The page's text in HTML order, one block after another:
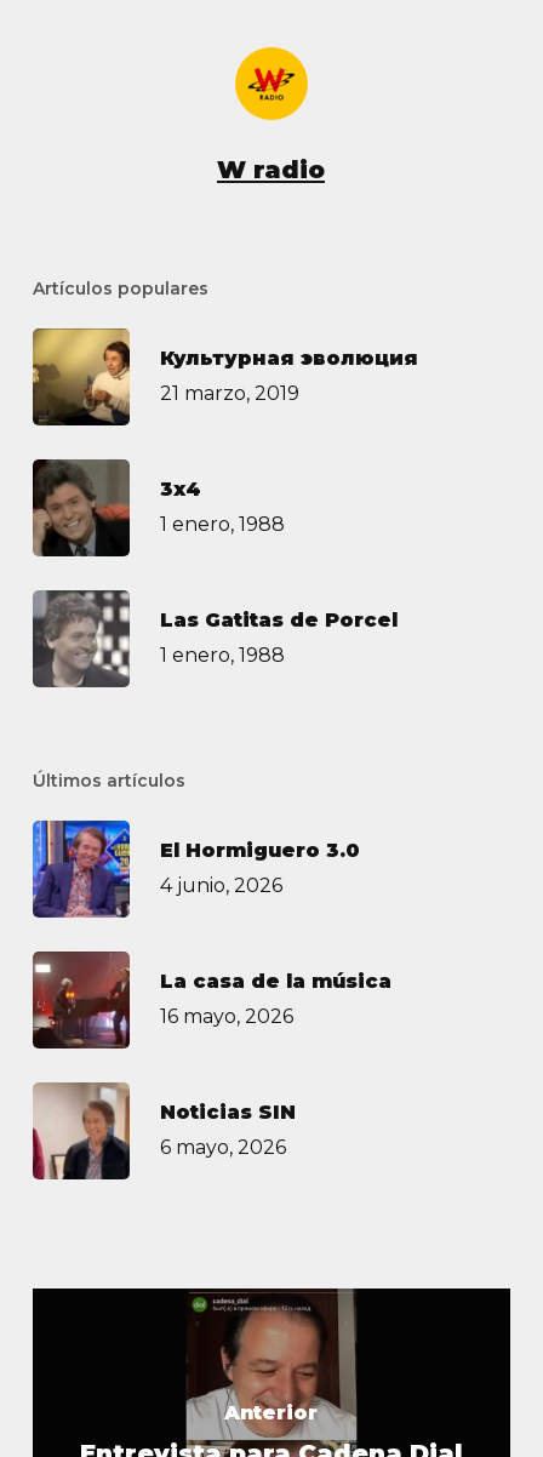
W radio
Artículos populares
Культурная эволюция
21 marzo, 2019
3х4
1 enero, 1988
Las Gatitas de Porcel
1 enero, 1988
Últimos artículos
El Hormiguero 3.0
4 junio, 2026
La casa de la música
16 mayo, 2026
Noticias SIN
6 mayo, 2026
Anterior